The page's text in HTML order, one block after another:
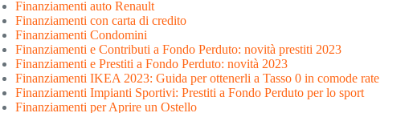
Finanziamenti auto Renault
Finanziamenti con carta di credito
Finanziamenti Condomini
Finanziamenti e Contributi a Fondo Perduto: novità prestiti 2023
Finanziamenti e Prestiti a Fondo Perduto: novità 2023
Finanziamenti IKEA 2023: Guida per ottenerli a Tasso 0 in comode rate
Finanziamenti Impianti Sportivi: Prestiti a Fondo Perduto per lo sport
Finanziamenti per Aprire un Ostello